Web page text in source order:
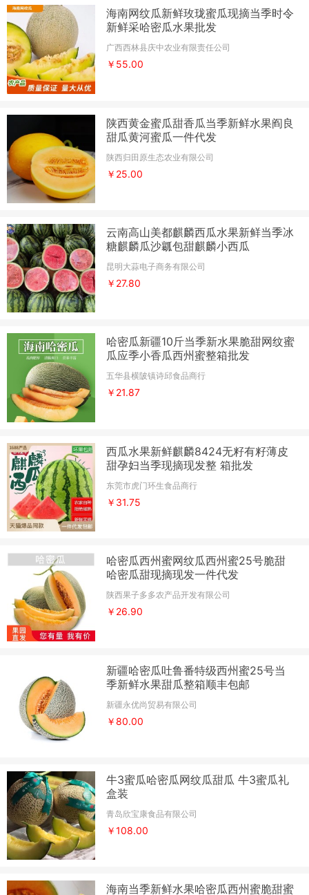
海南网纹瓜新鲜玫珑蜜瓜现摘当季时令
新鲜采哈密瓜水果批发
广西西林县庆中农业有限责任公司
￥55.00
陕西黄金蜜瓜甜香瓜当季新鲜水果阎良
甜瓜黄河蜜瓜一件代发
陕西归田原生态农业有限公司
￥25.00
云南高山美都麒麟西瓜水果新鲜当季冰
糖麒麟瓜沙瓤包甜麒麟小西瓜
昆明大蒜电子商务有限公司
￥27.80
哈密瓜新疆10斤当季新水果脆甜网纹蜜
瓜应季小香瓜西州蜜整箱批发
五华县横陂镇诗邱食品商行
￥21.87
西瓜水果新鲜麒麟8424无籽有籽薄皮
甜孕妇当季现摘现发整 箱批发
东莞市虎门环生食品商行
￥31.75
哈密瓜西州蜜网纹瓜西州蜜25号脆甜
哈密瓜甜现摘现发一件代发
陕西果子多多农产品开发有限公司
￥26.90
新疆哈密瓜吐鲁番特级西州蜜25号当
季新鲜水果甜瓜整箱顺丰包邮
新疆永优尚贸易有限公司
￥80.00
牛3蜜瓜哈密瓜网纹瓜甜瓜 牛3蜜瓜礼
盒装
青岛欣宝康食品有限公司
￥108.00
海南当季新鲜水果哈密瓜西州蜜脆甜蜜